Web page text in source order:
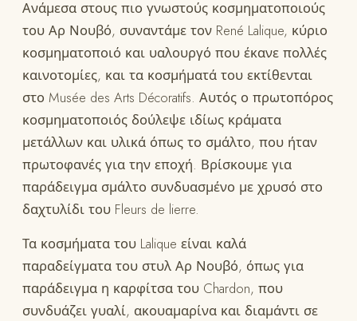
Ανάμεσα στους πιο γνωστούς κοσμηματοποιούς
του Αρ Νουβό, συναντάμε τον René Lalique, κύριο
κοσμηματοποιό και υαλουργό που έκανε πολλές
καινοτομίες, και τα κοσμήματά του εκτίθενται
στο Musée des Arts Décoratifs. Αυτός ο πρωτοπόρος
κοσμηματοποιός δούλεψε ιδίως κράματα
μετάλλων και υλικά όπως το σμάλτο, που ήταν
πρωτοφανές για την εποχή. Βρίσκουμε για
παράδειγμα σμάλτο συνδυασμένο με χρυσό στο
δαχτυλίδι του Fleurs de lierre.
Τα κοσμήματα του Lalique είναι καλά
παραδείγματα του στυλ Αρ Νουβό, όπως για
παράδειγμα η καρφίτσα του Chardon, που
συνδυάζει γυαλί, ακουαμαρίνα και διαμάντι σε